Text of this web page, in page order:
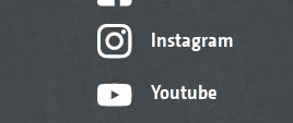
Instagram
Youtube